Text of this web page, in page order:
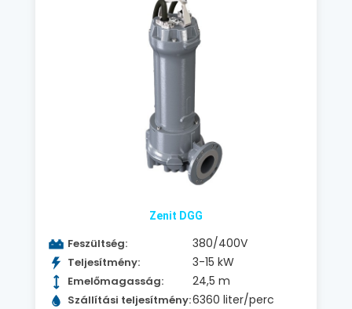
Zenit DGG
Feszültség: 380/400V
Teljesítmény: 3-15 kW
Emelőmagasság: 24,5 m
Szállítási teljesítmény:6360 liter/perc